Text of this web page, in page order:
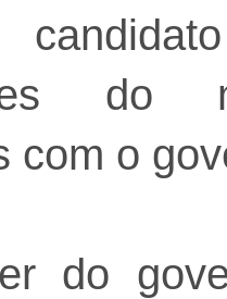
do
com o
do